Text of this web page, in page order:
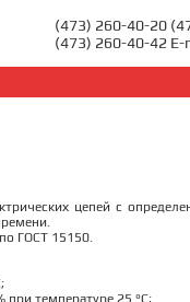
(473) 260-40-20
(473) 260-40-42 E-
цепей с
ГОСТ 15150.
при температуре 25 °С;